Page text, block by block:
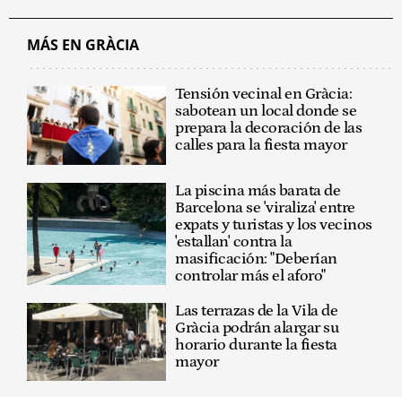
MÁS EN GRÀCIA
Tensión vecinal en Gràcia:
sabotean un local donde se
prepara la decoración de las
calles para la fiesta mayor
La piscina más barata de
Barcelona se 'viraliza' entre
expats y turistas y los vecinos
'estallan' contra la
masificación: "Deberían
controlar más el aforo"
Las terrazas de la Vila de
Gràcia podrán alargar su
horario durante la fiesta
mayor